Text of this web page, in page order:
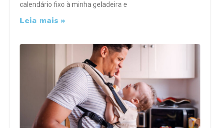
calendário fixo à minha geladeira e
Leia mais »